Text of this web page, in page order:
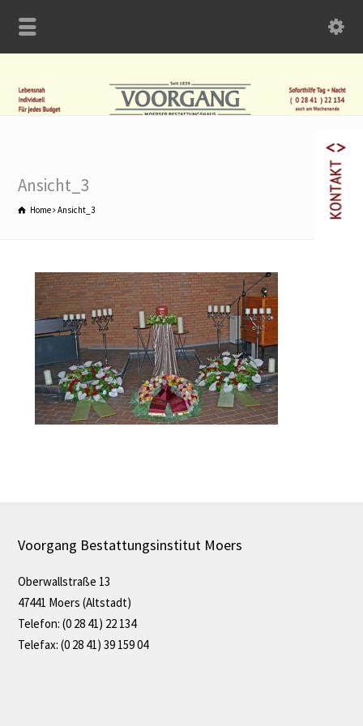
Ansicht_3
Home Ansicht_3
Voorgang Bestattungsinstitut Moers
Oberwallstraße 13
47441 Moers (Altstadt)
Telefon: (0 28 41) 22 134
Telefax: (0 28 41) 39 159 04